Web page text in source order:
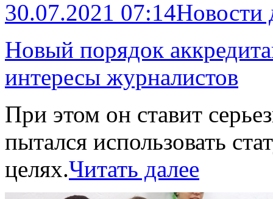
30.07.2021 07:14
Новый порядок
интересы журналистов
При этом он ставит
пытался использовать
целях.Читать далее